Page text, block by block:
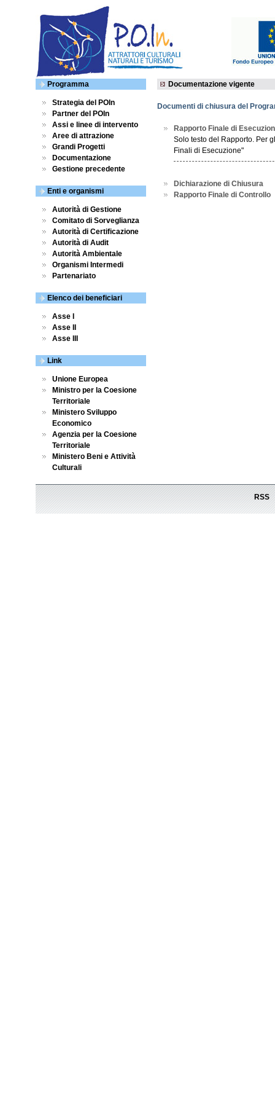
Documentazione vigente
Documenti di chiusura del
Rapporto Finale di
Solo testo del Rapporto. Per
Finali di Esecuzione"
Dichiarazione di Chiusura
Rapporto Finale di Controllo
Programma
Strategia del POIn
Partner del POIn
Assi e linee di intervento
Aree di attrazione
Grandi Progetti
Documentazione
Gestione precedente
Enti e organismi
Autorità di Gestione
Comitato di Sorveglianza
Autorità di Certificazione
Autorità di Audit
Autorità Ambientale
Organismi Intermedi
Partenariato
Elenco dei beneficiari
Asse I
Asse II
Asse III
Link
Unione Europea
Ministro per la Coesione
Territoriale
Ministero Sviluppo
Economico
Agenzia per la Coesione
Territoriale
Ministero Beni e Attività
Culturali
RSS